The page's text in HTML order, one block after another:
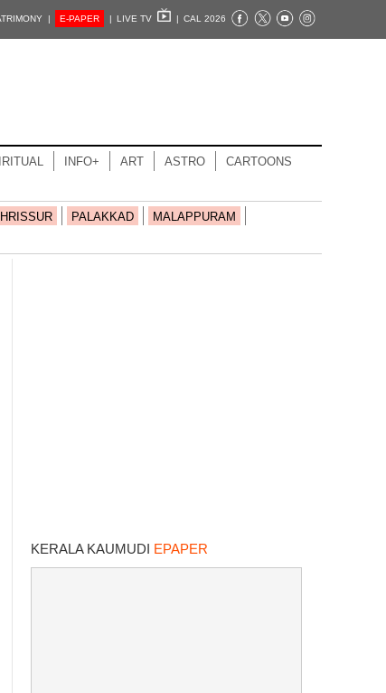
| E-PAPER | LIVE TV | CAL 2026
INFO+ ART ASTRO CARTOONS
PALAKKAD
MALAPPURAM
KERALA KAUMUDI EPAPER